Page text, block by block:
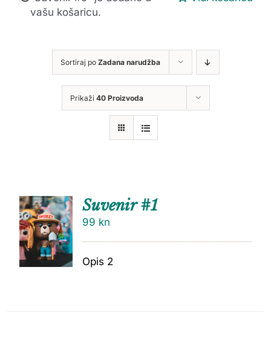
vašu košaricu.
Sortiraj po Zadana narudžba
Prikaži 40 Proizvoda
DODAJ
U
KOŠARI
CU
Suvenir #1
99 kn
Opis 2